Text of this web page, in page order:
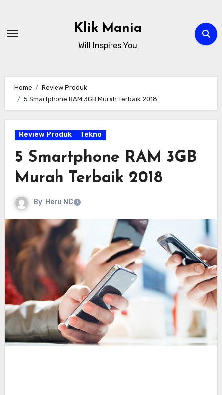
content
Klik Mania
Will Inspires You
Home
Review Produk
5 Smartphone RAM 3GB Murah Terbaik 2018
Review Produk Tekno
5 Smartphone RAM 3GB
Murah Terbaik 2018
By Heru NC